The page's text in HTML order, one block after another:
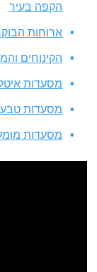
הקפה בעיר
ארוחות
הקינוחים
מסעדות
מסעדות
מסעדות